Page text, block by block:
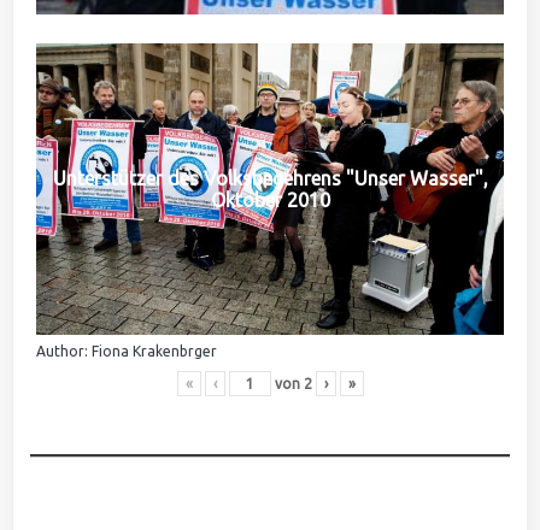
Unterstützer des Volksbegehrens "Unser Wasser",
Oktober 2010
Author: Fiona Krakenbrger
« ‹ von 2 › »